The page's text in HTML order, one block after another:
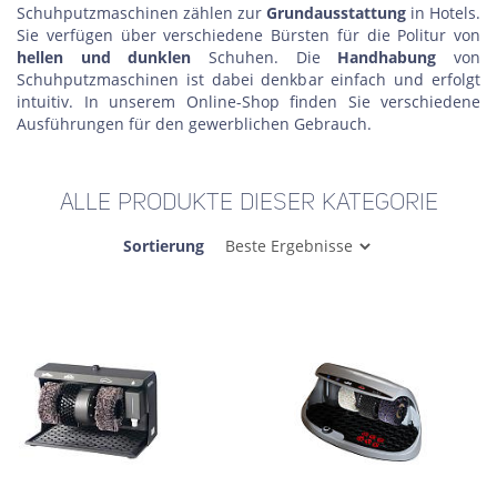
Schuhputzmaschinen zählen zur Grundausstattung in Hotels.
Sie verfügen über verschiedene Bürsten für die Politur von
hellen und dunklen Schuhen. Die Handhabungvon
Schuhputzmaschinen ist dabei denkbar einfach und erfolgt
intuitiv. In unserem Online-Shop finden Sie verschiedene
Ausführungen für den gewerblichen Gebrauch.
ALLE PRODUKTE DIESER KATEGORIE
Sortierung